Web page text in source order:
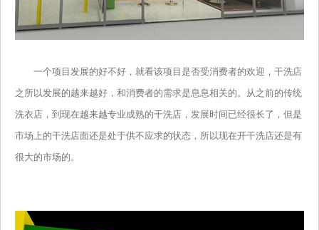
一个项目发展的好不好，就看该项目是否受消费者的欢迎，干洗店
之所以发展的越来越好，和消费者的需求是息息相关的。从之前的传统
洗衣店，到现在越来越专业成熟的干洗店，发展时间已经很长了，但是
市场上的干洗店面还是处于供不应求的状态，所以现在开干洗店还是有
很大的市场的。